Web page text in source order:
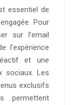
essentiel de
Pour
sur l’email
l’expérience
et une
sociaux. Les
exclusifs
permettent